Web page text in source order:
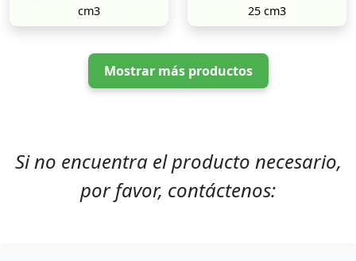
cm3
25 cm3
Mostrar más productos
Si no encuentra el producto necesario,
por favor, contáctenos: